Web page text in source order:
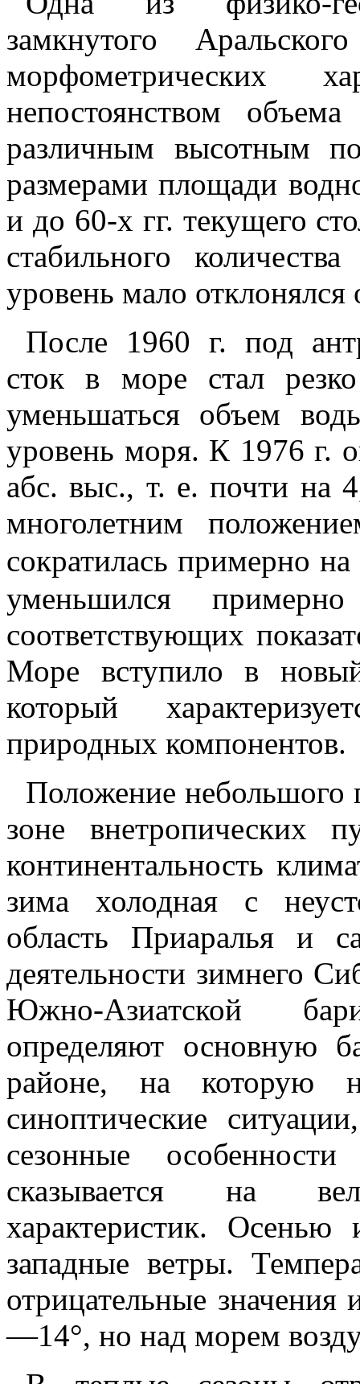
замкнутого
морфометрических
непостоянством
различным высотным
размерами площади
и до 60‑х гг. текущего
стабильного
уровень мало
После 1960 г. под
сток в море стал резко
уменьшаться объем
уровень моря. К 1976 г.
абс. выс., т. е. почти на
многолетним
сократилась примерно
уменьшился
соответствующих
Море вступило в
который
природных компонентов.
Положение небольшого
зоне внетропических
континентальность
зима холодная с
область Приаралья и
деятельности зимнего
Южно-Азиатской
определяют основную
районе, на которую
синоптические
сезонные
сказывается на
характеристик.
западные ветры.
отрицательные
—14°, но над морем